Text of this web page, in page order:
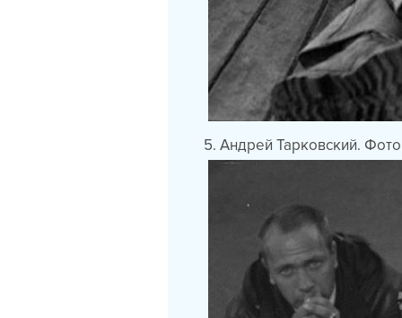
5. Андрей Тарковский.